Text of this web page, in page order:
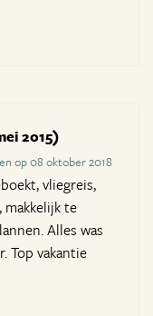
2015)
op 08 oktober 2018
vliegreis,
makkelijk te
Alles was
Top vakantie